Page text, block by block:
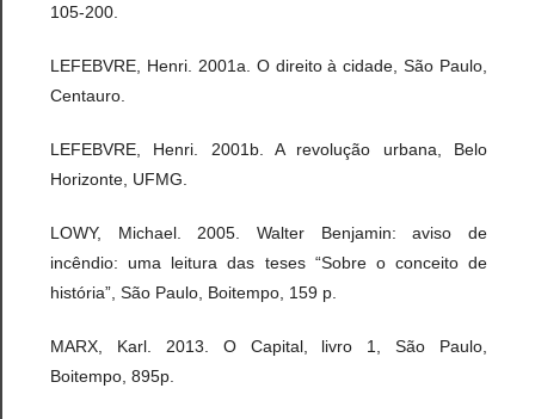
105-200.
LEFEBVRE, Henri. 2001a. O direito à cidade, São Paulo,
Centauro.
LEFEBVRE, Henri. 2001b. A revolução urbana, Belo
Horizonte, UFMG.
LOWY, Michael. 2005. Walter Benjamin: aviso de
incêndio: uma leitura das teses “Sobre o conceito de
história”, São Paulo, Boitempo, 159 p.
MARX, Karl. 2013. O Capital, livro 1, São Paulo,
Boitempo, 895p.